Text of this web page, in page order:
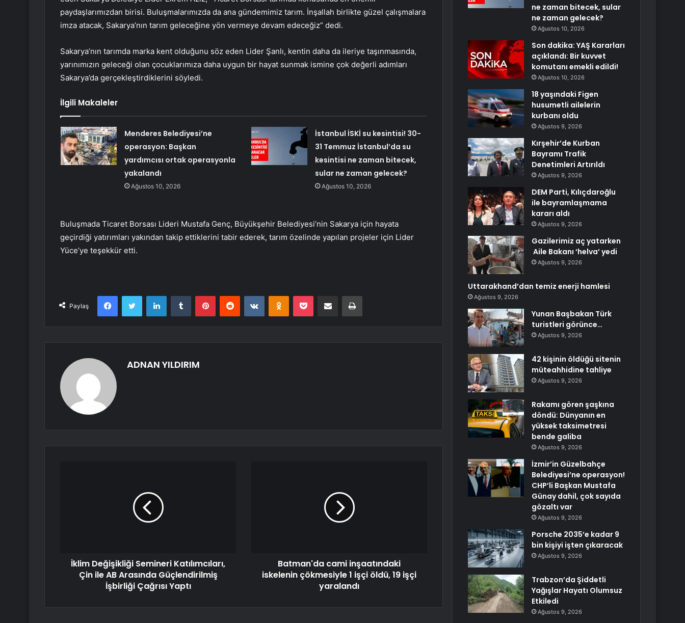
paydaşlarımızdan birisi. Buluşmalarımızda da ana gündemimiz tarım. İnşallah birlikte güzel çalışmalara
imza atacak, Sakarya’nın tarım geleceğine yön vermeye devam edeceğiz” dedi.
Sakarya’nın tarımda marka kent olduğunu söz eden Lider Şanlı, kentin daha da ileriye taşınmasında,
yarınımızın geleceği olan çocuklarımıza daha uygun bir hayat sunmak ismine çok değerli adımları
Sakarya’da gerçekleştirdiklerini söyledi.
İlgili Makaleler
Menderes Belediyesi’ne
operasyon: Başkan
yardımcısı ortak operasyonla
yakalandı
Ağustos 10, 2026
İstanbul İSKİ su kesintisi! 30-
31 Temmuz İstanbul’da su
kesintisi ne zaman bitecek,
sular ne zaman gelecek?
Ağustos 10, 2026
Buluşmada Ticaret Borsası Lideri Mustafa Genç, Büyükşehir Belediyesi’nin Sakarya için hayata
geçirdiği yatırımları yakından takip ettiklerini tabir ederek, tarım özelinde yapılan projeler için Lider
Yüce’ye teşekkür etti.
Paylaş
FacebookTwitter LinkedInTumblr PinterestReddit VKontakteOdnoklassniki
Pocket E-Posta ile paylaş Yazdır
ADNAN YILDIRIM
İklim Değişikliği Semineri Katılımcıları,
Çin ile AB Arasında Güçlendirilmiş
İşbirliği Çağrısı Yaptı
Batman'da cami inşaatındaki
iskelenin çökmesiyle 1 işçi öldü, 19 işçi
yaralandı
ne zaman bitecek, sular
ne zaman gelecek?
Ağustos 10, 2026
Son dakika: YAŞ Kararları
açıklandı: Bir kuvvet
komutanı emekli edildi!
Ağustos 10, 2026
18 yaşındaki Figen
husumetli ailelerin
kurbanı oldu
Ağustos 9, 2026
Kırşehir’de Kurban
Bayramı Trafik
Denetimleri Artırıldı
Ağustos 9, 2026
DEM Parti, Kılıçdaroğlu
ile bayramlaşmama
kararı aldı
Ağustos 9, 2026
Gazilerimiz aç yatarken
Aile Bakanı ‘helva’ yedi
Ağustos 9, 2026
Uttarakhand’dan temiz enerji hamlesi
Ağustos 9, 2026
Yunan Başbakan Türk
turistleri görünce…
Ağustos 9, 2026
42 kişinin öldüğü sitenin
müteahhidine tahliye
Ağustos 9, 2026
Rakamı gören şaşkına
döndü: Dünyanın en
yüksek taksimetresi
bende galiba
Ağustos 9, 2026
İzmir’in Güzelbahçe
Belediyesi’ne operasyon!
CHP’li Başkan Mustafa
Günay dahil, çok sayıda
gözaltı var
Ağustos 9, 2026
Porsche 2035’e kadar 9
bin kişiyi işten çıkaracak
Ağustos 9, 2026
Trabzon’da Şiddetli
Yağışlar Hayatı Olumsuz
Etkiledi
Ağustos 9, 2026